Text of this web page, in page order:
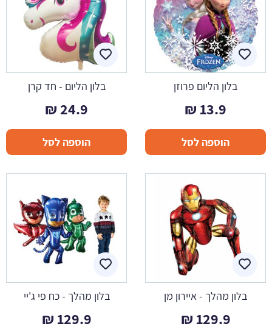
בלון הליום פרוזן
13.9
₪
הוספה לסל
בלון הליום - חד קרן
24.9
₪
הוספה לסל
בלון מהלך - איירון מן
129.9
₪
בלון מהלך - כח פי ג'יי
129.9
₪